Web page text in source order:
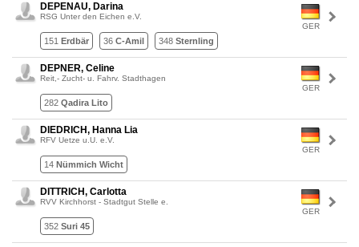
GER
DEPENAU, Darina
RSG Unter den Eichen e.V.
151 Erdbär 36 C-Amil 348 Sternling
GER
DEPNER, Celine
Reit,- Zucht- u. Fahrv. Stadthagen
282 Qadira Lito
GER
DIEDRICH, Hanna Lia
RFV Uetze u.U. e.V.
14 Nümmich Wicht
GER
DITTRICH, Carlotta
RVV Kirchhorst - Stadtgut Stelle e.
352 Suri 45